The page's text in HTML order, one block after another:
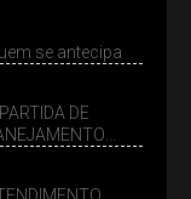
se antecipa
DE